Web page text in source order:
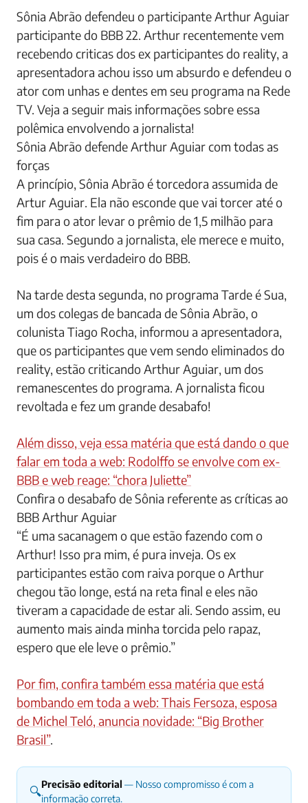
Sônia Abrão defendeu o participante Arthur Aguiar
participante do BBB 22. Arthur recentemente vem
recebendo criticas dos ex participantes do reality, a
apresentadora achou isso um absurdo e defendeu o
ator com unhas e dentes em seu programa na Rede
TV. Veja a seguir mais informações sobre essa
polêmica envolvendo a jornalista!
Sônia Abrão defende Arthur Aguiar com todas as
forças
A princípio, Sônia Abrão é torcedora assumida de
Artur Aguiar. Ela não esconde que vai torcer até o
fim para o ator levar o prêmio de 1,5 milhão para
sua casa. Segundo a jornalista, ele merece e muito,
pois é o mais verdadeiro do BBB.
Na tarde desta segunda, no programa Tarde é Sua,
um dos colegas de bancada de Sônia Abrão, o
colunista Tiago Rocha, informou a apresentadora,
que os participantes que vem sendo eliminados do
reality, estão criticando Arthur Aguiar, um dos
remanescentes do programa. A jornalista ficou
revoltada e fez um grande desabafo!
Além disso, veja essa matéria que está dando o que
falar em toda a web: Rodolffo se envolve com ex-
BBB e web reage: “chora Juliette”
Confira o desabafo de Sônia referente as críticas ao
BBB Arthur Aguiar
“É uma sacanagem o que estão fazendo com o
Arthur! Isso pra mim, é pura inveja. Os ex
participantes estão com raiva porque o Arthur
chegou tão longe, está na reta final e eles não
tiveram a capacidade de estar ali. Sendo assim, eu
aumento mais ainda minha torcida pelo rapaz,
espero que ele leve o prêmio.”
Por fim, confira também essa matéria que está
bombando em toda a web: Thais Fersoza, esposa
de Michel Teló, anuncia novidade: “Big Brother
Brasil”.
🔍Precisão editorial — Nosso compromisso é com a
informação correta.